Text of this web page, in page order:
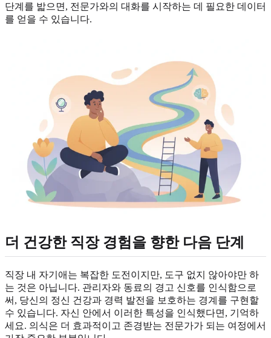
단계를 밟으면, 전문가와의 대화를 시작하는 데 필요한 데이터
를 얻을 수 있습니다.
더 건강한 직장 경험을 향한 다음 단계
직장 내 자기애는 복잡한 도전이지만, 도구 없지 않아야만 하
는 것은 아닙니다. 관리자와 동료의 경고 신호를 인식함으로
써, 당신의 정신 건강과 경력 발전을 보호하는 경계를 구현할
수 있습니다. 자신 안에서 이러한 특성을 인식했다면, 기억하
세요. 의식은 더 효과적이고 존경받는 전문가가 되는 여정에서